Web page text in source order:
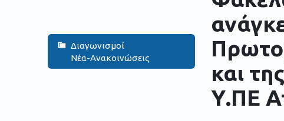
Διαγωνισμοί
Νέα-Ανακοινώσεις
και
Υ.ΠΕ